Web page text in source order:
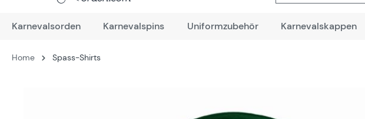
Karnevalsorden Karnevalspins Uniformzubehör Karnevalskappen
Home Spass-Shirts